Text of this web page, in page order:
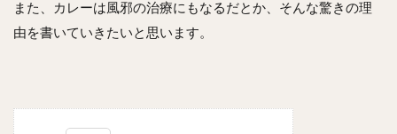
また、カレーは風邪の治療にもなるだとか、そんな驚きの理
由を書いていきたいと思います。